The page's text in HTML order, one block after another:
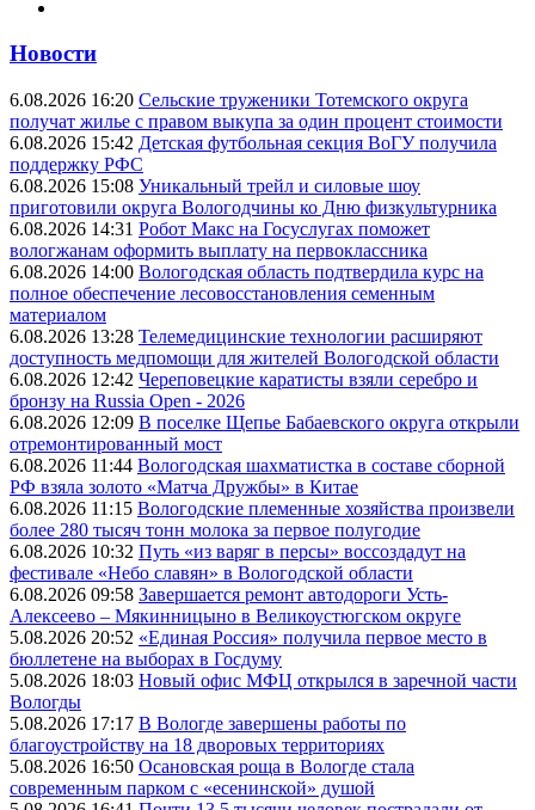
Новости
6.08.2026 16:20 Сельские труженики Тотемского округа
получат жилье с правом выкупа за один процент стоимости
6.08.2026 15:42 Детская футбольная секция ВоГУ получила
поддержку РФС
6.08.2026 15:08 Уникальный трейл и силовые шоу
приготовили округа Вологодчины ко Дню физкультурника
6.08.2026 14:31 Робот Макс на Госуслугах поможет
вологжанам оформить выплату на первоклассника
6.08.2026 14:00 Вологодская область подтвердила курс на
полное обеспечение лесовосстановления семенным
материалом
6.08.2026 13:28 Телемедицинские технологии расширяют
доступность медпомощи для жителей Вологодской области
6.08.2026 12:42 Череповецкие каратисты взяли серебро и
бронзу на Russia Open - 2026
6.08.2026 12:09 В поселке Щепье Бабаевского округа открыли
отремонтированный мост
6.08.2026 11:44 Вологодская шахматистка в составе сборной
РФ взяла золото «Матча Дружбы» в Китае
6.08.2026 11:15 Вологодские племенные хозяйства произвели
более 280 тысяч тонн молока за первое полугодие
6.08.2026 10:32 Путь «из варяг в персы» воссоздадут на
фестивале «Небо славян» в Вологодской области
6.08.2026 09:58 Завершается ремонт автодороги Усть-
Алексеево – Мякинницыно в Великоустюгском округе
5.08.2026 20:52 «Единая Россия» получила первое место в
бюллетене на выборах в Госдуму
5.08.2026 18:03 Новый офис МФЦ открылся в заречной части
Вологды
5.08.2026 17:17 В Вологде завершены работы по
благоустройству на 18 дворовых территориях
5.08.2026 16:50 Осановская роща в Вологде стала
современным парком с «есенинской» душой